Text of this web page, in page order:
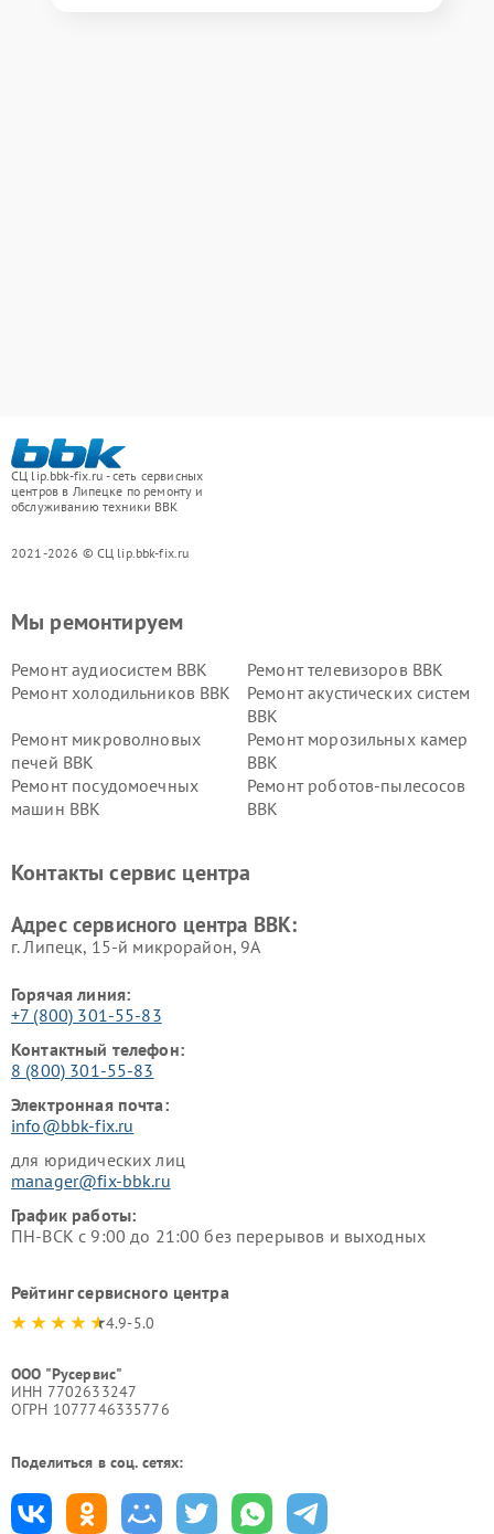
СЦ lip.bbk-fix.ru - сеть сервисных
центров в Липецке по ремонту и
обслуживанию техники BBK
2021-2026 © СЦ lip.bbk-fix.ru
Мы ремонтируем
Ремонт аудиосистем BBK
Ремонт телевизоров BBK
Ремонт холодильников BBK
Ремонт акустических систем
BBK
Ремонт микроволновых
печей BBK
Ремонт морозильных камер
BBK
Ремонт посудомоечных
машин BBK
Ремонт роботов-пылесосов
BBK
Ремонт винных шкафов BBK
Контакты сервис центра
Адрес сервисного центра BBK:
г. Липецк, 15-й микрорайон, 9А
Горячая линия:
+7 (800) 301-55-83
Контактный телефон:
8 (800) 301-55-83
Электронная почта:
info@bbk-fix.ru
для юридических лиц
manager@fix-bbk.ru
График работы:
ПН-ВСК с 9:00 до 21:00 без перерывов и выходных
Рейтинг сервисного центра
4.9-5.0
ООО "Русервис"
ИНН 7702633247
ОГРН 1077746335776
Поделиться в соц. сетях: